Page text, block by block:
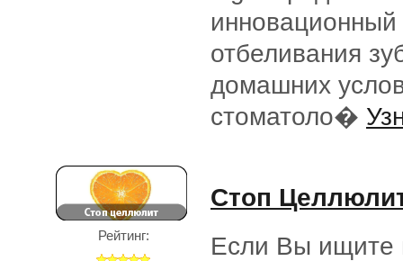
инновационный
отбеливания
домашних
стоматоло�
Рейтинг:
Стоп
Если Вы ищите